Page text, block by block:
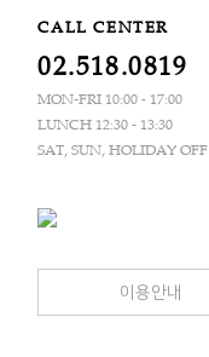
CALL CENTER
02.518.0819
MON-FRI 10:00 - 17:00
LUNCH 12:30 - 13:30
SAT, SUN, HOLIDAY OFF
이용안내